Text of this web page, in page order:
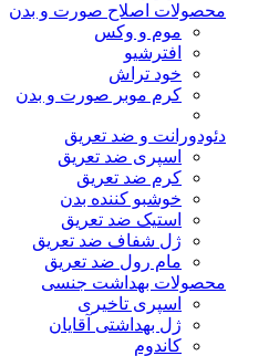
محصولات اصلاح صورت و بدن
موم و وکس
افترشیو
خود تراش
کرم موبر صورت و بدن
دئودورانت و ضد تعریق
اسپری ضد تعریق
کرم ضد تعریق
خوشبو کننده بدن
استیک ضد تعریق
ژل شفاف ضد تعریق
مام رول ضد تعریق
محصولات بهداشت جنسی
اسپری تاخیری
ژل بهداشتی آقایان
کاندوم